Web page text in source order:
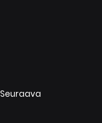
Seuraava